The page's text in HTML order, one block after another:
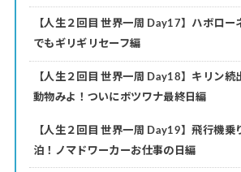
【人生２回目 世界一周 Day17】ハボロー
でもギリギリセーフ編
【人生２回目 世界一周 Day18】キリン続
動物みよ！ついにボツワナ最終日編
【人生２回目 世界一周 Day19】飛行機乗
泊！ノマドワーカーお仕事の日編